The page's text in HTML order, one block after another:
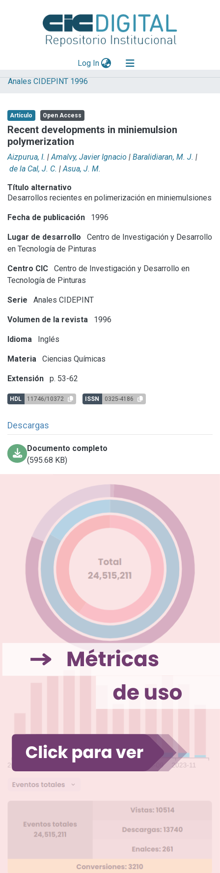
Log In(current)
Explorar
Aportar material
Statistics
Anales CIDEPINT 1996
Artículo Open Access
Recent developments in miniemulsion
polymerization
Aizpurua, I. | Amalvy, Javier Ignacio | Baralidiaran, M. J. |
de la Cal, J. C. | Asua, J. M.
Título alternativo
Desarrollos recientes en polimerización en miniemulsiones
Fecha de publicación 1996
Lugar de desarrollo
Centro de Investigación y Desarrollo
en Tecnología de Pinturas
Centro CIC
Centro de Investigación y Desarrollo en
Tecnología de Pinturas
Serie Anales CIDEPINT
Volumen de la revista 1996
Idioma Inglés
Materia Ciencias Químicas
Extensión p. 53-62
HDL 11746/10372 ISSN 0325-4186
Descargas
Documento completo
(595.68 KB)